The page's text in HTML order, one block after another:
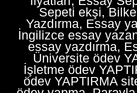
Sepeti ekşi,
Yazdırma, Essay
İngilizce essay
essay yazdırma,
Üniversite ödev
İşletme ödev
ödev YAPTIRMA